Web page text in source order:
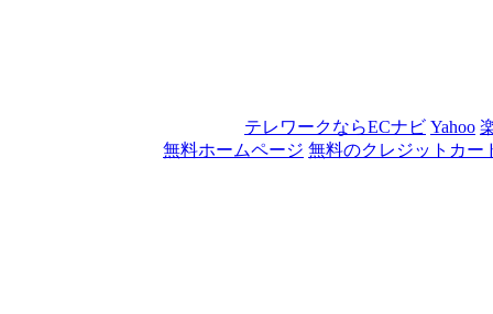
テレワークならECナビ Yahoo
無料ホームページ 無料のクレジットカー